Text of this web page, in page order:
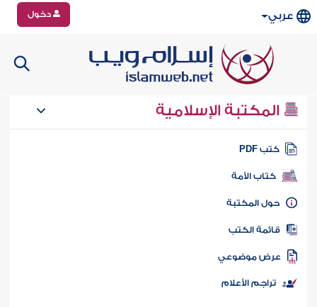
عربي دخول
المكتبة الإسلامية
كتب PDF
كتاب الأمة
المكتبة
الكتب
موضوعي